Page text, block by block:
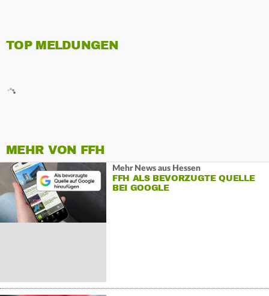
TOP MELDUNGEN
MEHR VON FFH
Mehr News aus Hessen
FFH ALS BEVORZUGTE QUELLE
BEI GOOGLE